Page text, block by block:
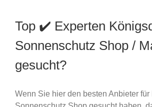
Top ✔️ Experten
Sonnenschutz Shop /
gesucht?
Wenn Sie hier den besten Anbieter